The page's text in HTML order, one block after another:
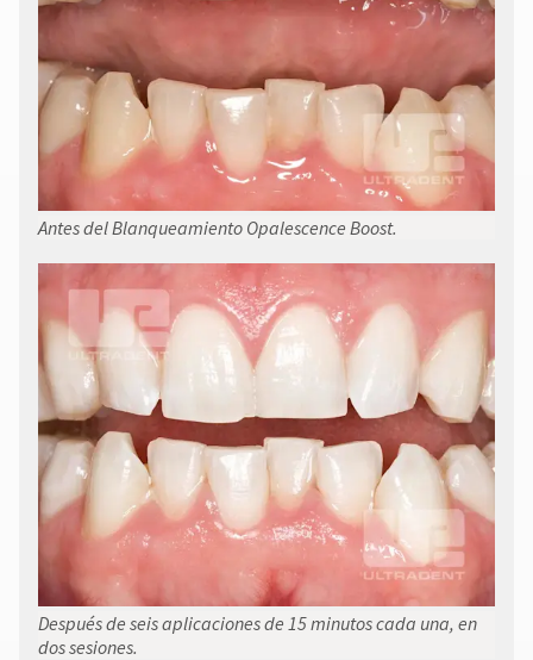
Antes del Blanqueamiento Opalescence Boost.
Después de seis aplicaciones de 15 minutos cada una, en
dos sesiones.